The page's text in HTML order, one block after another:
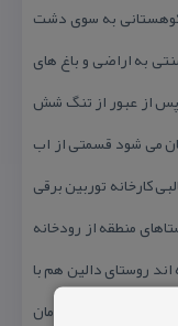
به سوی دشت
به اراضی و باغ های
پس از عبور از تنگ شش
می شود قسمتی از اب
كارخانه توربین برقی
منطقه از رودخانه
روستای دالین هم با
می كرد و در ان زمان